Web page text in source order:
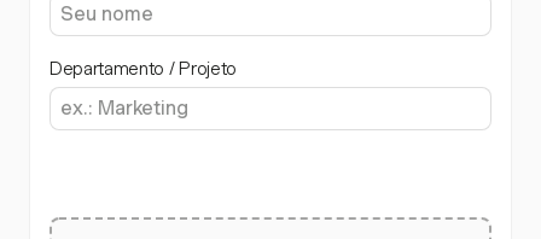
Departamento / Projeto